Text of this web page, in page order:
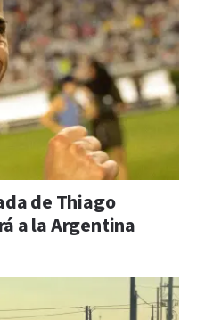
de Thiago
a la Argentina